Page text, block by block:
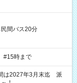
間バス20分
#15時まで
は2027年3月末迄 派